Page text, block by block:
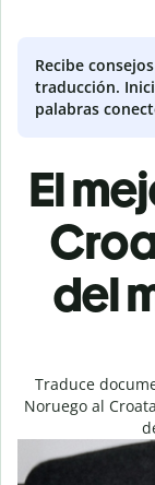
Recibe
traducción.
palabras
El
del
Traduce
Noruego al